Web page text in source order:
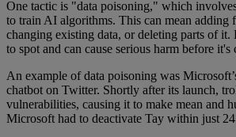
One tactic is "data poisoning," which
to train AI algorithms. This can mean adding
changing existing data, or deleting parts of it.
to spot and can cause serious harm before it's
An example of data poisoning was
chatbot on Twitter. Shortly after its launch,
vulnerabilities, causing it to make mean and
Microsoft had to deactivate Tay within just